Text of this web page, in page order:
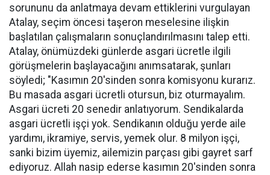
sorununu da anlatmaya devam ettiklerini vurgulayan
Atalay, seçim öncesi taşeron meselesine ilişkin
başlatılan çalışmaların sonuçlandırılmasını talep etti.
Atalay, önümüzdeki günlerde asgari ücretle ilgili
görüşmelerin başlayacağını anımsatarak, şunları
söyledi; "Kasımın 20'sinden sonra komisyonu kurarız.
Bu masada asgari ücretli otursun, biz oturmayalım.
Asgari ücreti 20 senedir anlatıyorum. Sendikalarda
asgari ücretli işçi yok. Sendikanın olduğu yerde aile
yardımı, ikramiye, servis, yemek olur. 8 milyon işçi,
sanki bizim üyemiz, ailemizin parçası gibi gayret sarf
ediyoruz. Allah nasip ederse kasımın 20'sinden sonra